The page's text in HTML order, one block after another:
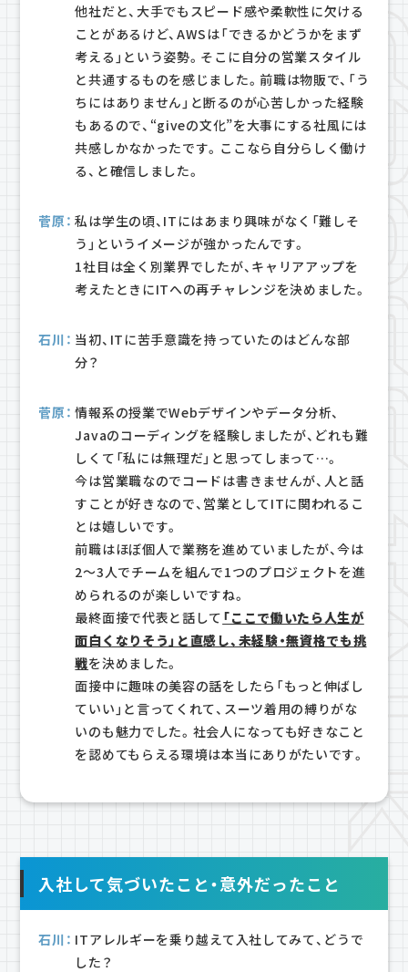
他社だと、大手でもスピード感や柔軟性に欠ける
ことがあるけど、AWSは「できるかどうかをまず
考える」という姿勢。そこに自分の営業スタイル
と共通するものを感じました。前職は物販で、「う
ちにはありません」と断るのが心苦しかった経験
もあるので、“giveの文化”を大事にする社風には
共感しかなかったです。ここなら自分らしく働け
る、と確信しました。
菅原： 私は学生の頃、ITにはあまり興味がなく「難しそ
う」というイメージが強かったんです。
1社目は全く別業界でしたが、キャリアアップを
考えたときにITへの再チャレンジを決めました。
石川： 当初、ITに苦手意識を持っていたのはどんな部
分？
菅原： 情報系の授業でWebデザインやデータ分析、
Javaのコーディングを経験しましたが、どれも難
しくて「私には無理だ」と思ってしまって…。
今は営業職なのでコードは書きませんが、人と話
すことが好きなので、営業としてITに関われるこ
とは嬉しいです。
前職はほぼ個人で業務を進めていましたが、今は
2～3人でチームを組んで1つのプロジェクトを進
められるのが楽しいですね。
最終面接で代表と話して 「ここで働いたら人生が
面白くなりそう」と直感し、未経験・無資格でも挑
戦を決めました。
面接中に趣味の美容の話をしたら「もっと伸ばし
ていい」と言ってくれて、スーツ着用の縛りがな
いのも魅力でした。社会人になっても好きなこと
を認めてもらえる環境は本当にありがたいです。
入社して気づいたこと・意外だったこと
石川： ITアレルギーを乗り越えて入社してみて、どうで
した？